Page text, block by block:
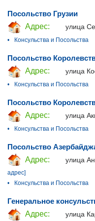
Посольство Грузии
Адрес:
улица
•
Консульства и Посольства
Посольство
Адрес:
улица
•
Консульства и Посольства
Посольство
Адрес:
улица
•
Консульства и Посольства
Посольство
Адрес:
улица
адрес]
•
Консульства и Посольства
Генеральное
Адрес:
улица